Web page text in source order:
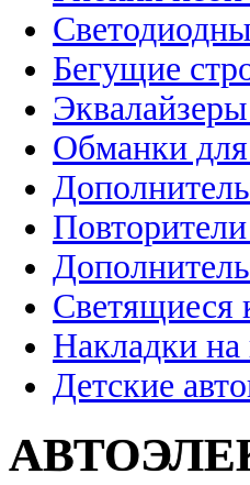
Бегущие
Обманки
Светящиеся
Накладки на
Детские